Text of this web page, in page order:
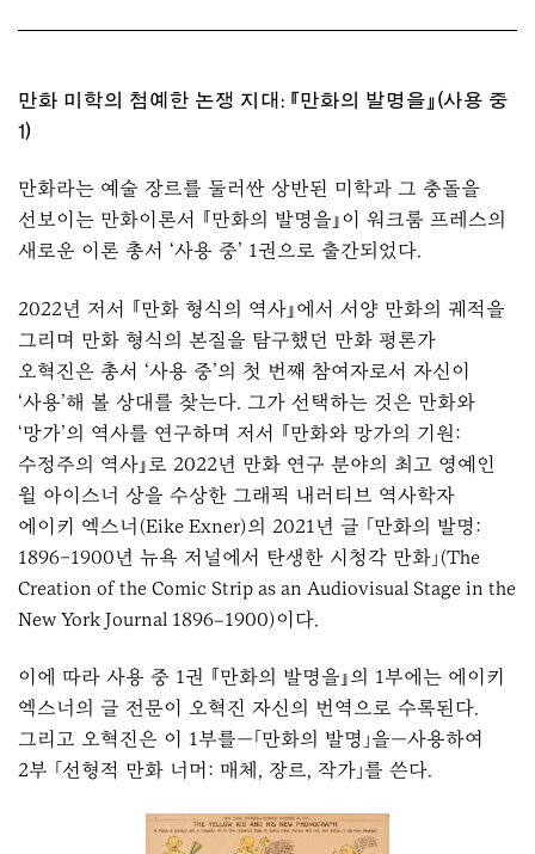
만화 미학의 첨예한 논쟁 지대: 『만화의 발명을』(사용 중
1)
만화라는 예술 장르를 둘러싼 상반된 미학과 그 충돌을
선보이는 만화이론서 『만화의 발명을』이 워크룸 프레스의
새로운 이론 총서 ‘사용 중’ 1권으로 출간되었다.
2022년 저서 『만화 형식의 역사』에서 서양 만화의 궤적을
그리며 만화 형식의 본질을 탐구했던 만화 평론가
오혁진은 총서 ‘사용 중’의 첫 번째 참여자로서 자신이
‘사용’해 볼 상대를 찾는다. 그가 선택하는 것은 만화와
‘망가’의 역사를 연구하며 저서 『만화와 망가의 기원:
수정주의 역사』로 2022년 만화 연구 분야의 최고 영예인
윌 아이스너 상을 수상한 그래픽 내러티브 역사학자
에이키 엑스너(Eike Exner)의 2021년 글 「만화의 발명:
1896–1900년 뉴욕 저널에서 탄생한 시청각 만화」(The
Creation of the Comic Strip as an Audiovisual Stage in the
New York Journal 1896–1900)이다.
이에 따라 사용 중 1권 『만화의 발명을』의 1부에는 에이키
엑스너의 글 전문이 오혁진 자신의 번역으로 수록된다.
그리고 오혁진은 이 1부를—「만화의 발명」을—사용하여
2부 「선형적 만화 너머: 매체, 장르, 작가」를 쓴다.